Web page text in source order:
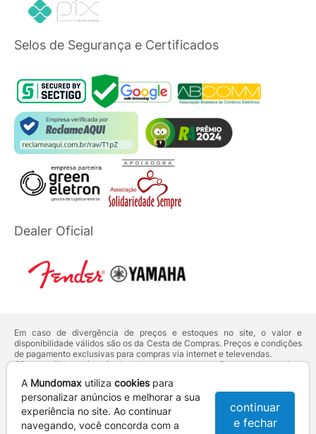
Selos de Segurança e Certificados
Dealer Oficial
Em caso de divergência de preços e estoques no site, o valor e
disponibilidade válidos são os da Cesta de Compras. Preços e condições
de pagamento exclusivas para compras via internet e televendas.
Ofertas válidas até o término de nossos estoques. Para compras acima
deVenda Corporativa.
Os preços apresentados no site prevalecem sobre outros anunciados em
qualquer outro meio de comunicação ou sites de buscas. Código de
Defesa do Consumidor:Lei nº 8.078.
Vendas sujeitas à confirmação de dados e análises de crédito e risco.
A Mundomax utiliza cookiespara
personalizar anúncios e melhorar a sua
experiência no site. Ao continuar
navegando, você concorda com a
continuar
e fechar